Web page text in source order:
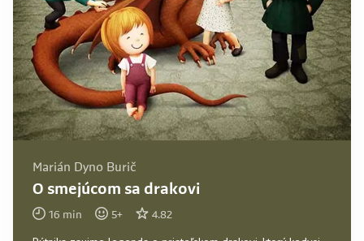
Marián Dyno Burič
O smejúcom sa drakovi
16 min 5+ 4.82